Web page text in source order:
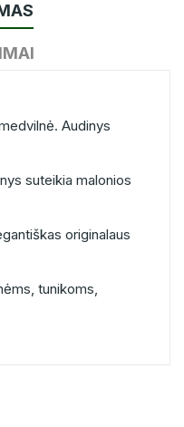
Audinys
suteikia malonios
originalaus
tunikoms,